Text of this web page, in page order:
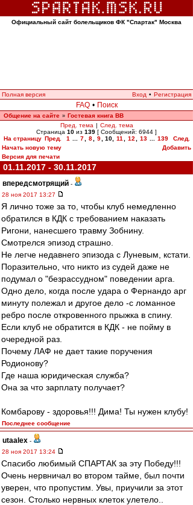
Официальный сайт болельщиков ФК "Спартак" Москва
Полная версия Вход • Регистрация
FAQ • Поиск
Общение на сайте » Гостевая книга ВВ
Пред. тема | След. тема
Страница 10 из 139 [ Сообщений: 6944 ]
На страницу Пред. 1 7 8 9 10, 11 12 13 139
След.
Начать новую тему
Добавить
Версия для печати
01.11.2017 - 30.11.2017
впередсмотрящий -
28 ноя 2017 13:27
Я лично тоже за то, чтобы клуб немедленно
обратился в КДК с требованием наказать
Ригони, нанесшего травму Зобнину.
Смотрелся эпизод страшно.
Не легче недавнего эпизода с Луневым, кстати.
Поразительно, что никто из судей даже не
подумал о "безрассудном" поведении арга.
Одно дело, когда после удара о Фернандо арг
минуту полежал и другое дело -с ломанное
ребро после откровенного прыжка в спину.
Если клуб не обратится в КДК - не пойму в
очередной раз.
Почему ЛАФ не дает такие поручения
Родионову?
Где наша юридическая служба?
Она за что зарплату получает?
Комбарову - здоровья!!! Дима! Ты нужен клубу!
Последнее сообщение
utaalex -
28 ноя 2017 13:24
Спасибо любимый СПАРТАК за эту Победу!!!
Очень нервничал во втором тайме, был почти
уверен, что пропустим. Увы, приучили за этот
сезон. Столько нервных клеток улетело..